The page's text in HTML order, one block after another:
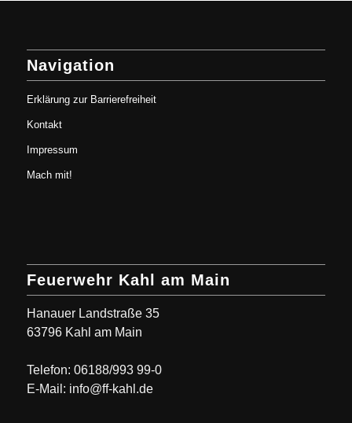
Navigation
Erklärung zur Barrierefreiheit
Kontakt
Impressum
Mach mit!
Feuerwehr Kahl am Main
Hanauer Landstraße 35
63796 Kahl am Main
Telefon: 06188/993 99-0
E-Mail: info@ff-kahl.de